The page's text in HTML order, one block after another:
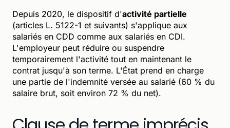
Depuis 2020, le dispositif d'activité partielle
(articles L. 5122-1 et suivants) s'applique aux
salariés en CDD comme aux salariés en CDI.
L'employeur peut réduire ou suspendre
temporairement l'activité tout en maintenant le
contrat jusqu'à son terme. L'État prend en charge
une partie de l'indemnité versée au salarié (60 % du
salaire brut, soit environ 72 % du net).